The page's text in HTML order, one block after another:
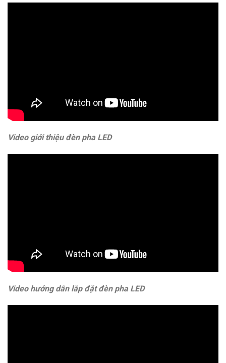
Video giới thiệu đèn pha LED
Video hướng dẫn lắp đặt đèn pha LED